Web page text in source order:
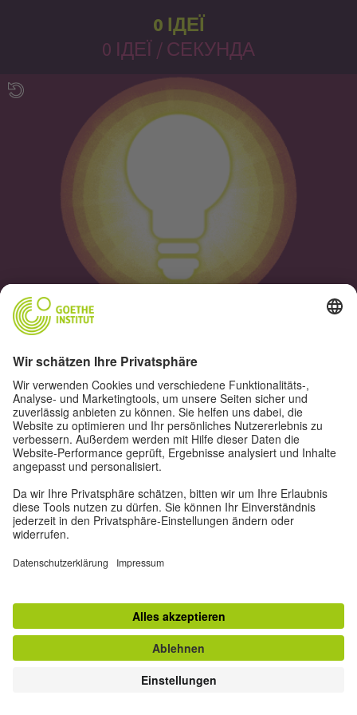
0 ІДЕЇ
0 ІДЕЇ /СЕКУНДА
успіхи винахідник